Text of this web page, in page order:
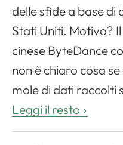
delle sfide a base di
Stati Uniti. Motivo?
cinese ByteDance
non è chiaro cosa
mole di dati raccolti
Leggi il resto